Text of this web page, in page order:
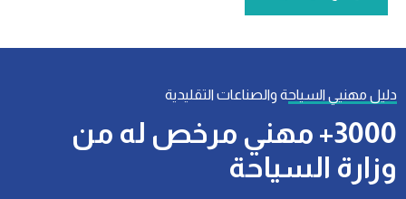
دليل مهنيي السياحة والصناعات التقليدية
3000+ مهني مرخص له من
وزارة السياحة